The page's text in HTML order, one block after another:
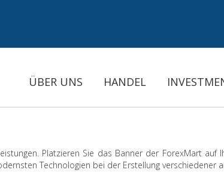
ÜBER UNS HANDEL
Platzieren Sie das Banner der ForexMart
Technologien bei der Erstellung verschiedener